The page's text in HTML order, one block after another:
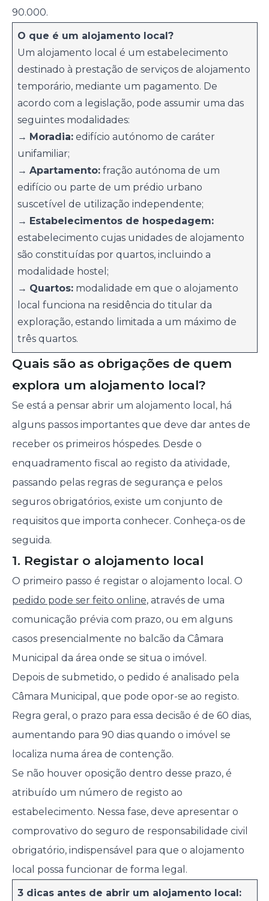
90.000.
O que é um alojamento local?
Um alojamento local é um estabelecimento
destinado à prestação de serviços de alojamento
temporário, mediante um pagamento. De
acordo com a legislação, pode assumir uma das
seguintes modalidades:
→ Moradia:edifício autónomo de caráter
unifamiliar;
→ Apartamento:fração autónoma de um
edifício ou parte de um prédio urbano
suscetível de utilização independente;
→ Estabelecimentos de hospedagem:
estabelecimento cujas unidades de alojamento
são constituídas por quartos, incluindo a
modalidade hostel;
→ Quartos:modalidade em que o alojamento
local funciona na residência do titular da
exploração, estando limitada a um máximo de
três quartos.
Quais são as obrigações de quem
explora um alojamento local?
Se está a pensar abrir um alojamento local, há
alguns passos importantes que deve dar antes de
receber os primeiros hóspedes. Desde o
enquadramento fiscal ao registo da atividade,
passando pelas regras de segurança e pelos
seguros obrigatórios, existe um conjunto de
requisitos que importa conhecer. Conheça-os de
seguida.
1. Registar o alojamento local
O primeiro passo é registar o alojamento local. O
pedido pode ser feito online, através de uma
comunicação prévia com prazo, ou em alguns
casos presencialmente no balcão da Câmara
Municipal da área onde se situa o imóvel.
Depois de submetido, o pedido é analisado pela
Câmara Municipal, que pode opor-se ao registo.
Regra geral, o prazo para essa decisão é de 60 dias,
aumentando para 90 dias quando o imóvel se
localiza numa área de contenção.
Se não houver oposição dentro desse prazo, é
atribuído um número de registo ao
estabelecimento. Nessa fase, deve apresentar o
comprovativo do seguro de responsabilidade civil
obrigatório, indispensável para que o alojamento
local possa funcionar de forma legal.
3 dicas antes de abrir um alojamento local: